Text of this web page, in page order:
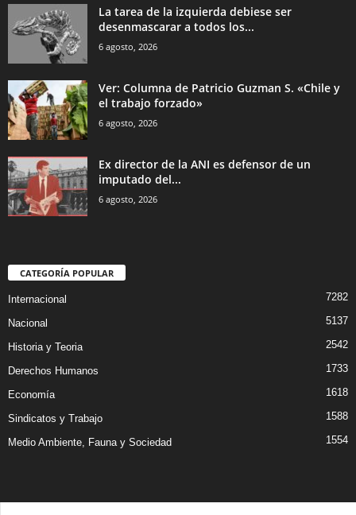
La tarea de la izquierda debiese ser
desenmascarar a todos los...
6 agosto, 2026
Ver: Columna de Patricio Guzman S. «Chile y
el trabajo forzado»
6 agosto, 2026
Ex director de la ANI es defensor de un
imputado del...
6 agosto, 2026
CATEGORÍA POPULAR
Internacional 7282
Nacional 5137
Historia y Teoria 2542
Derechos Humanos 1733
Economía 1618
Sindicatos y Trabajo 1588
Medio Ambiente, Fauna y Sociedad 1554